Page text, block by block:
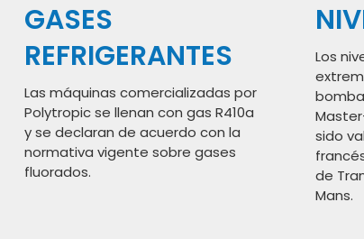
GASES
REFRIGERANTES
Las máquinas comercializadas por
Polytropic se llenan con gas R410a
y se declaran de acuerdo con la
normativa vigente sobre gases
fluorados.
Los
sido
de
Mans.